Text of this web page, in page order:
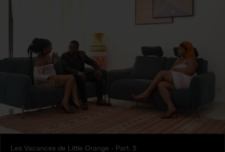
Les Vacances de Little Orange - Part. 5